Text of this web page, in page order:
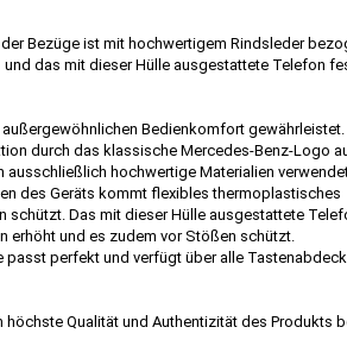
Bezüge ist mit hochwertigem Rindsleder
das mit dieser Hülle ausgestattete Telefon
Bedienkomfort gewährleistet.
durch das klassische Mercedes-Benz-Logo
hochwertige Materialien
des Geräts kommt flexibles thermoplastisches
schützt. Das mit dieser Hülle ausgestattete
erhöht und es zudem vor Stößen schützt.
passt perfekt und verfügt über alle
Qualität und Authentizität des Produkts